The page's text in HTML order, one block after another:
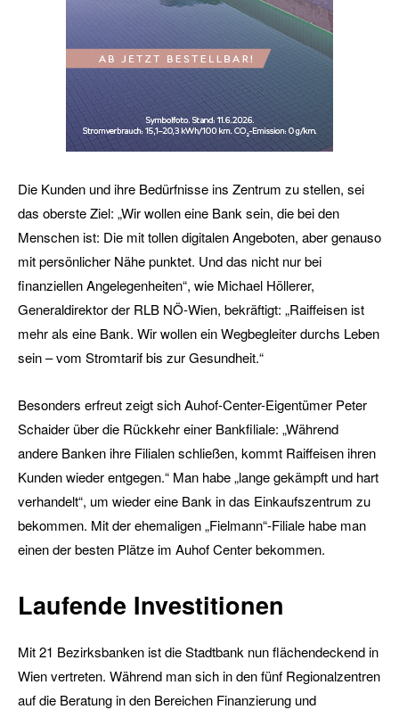
Die Kunden und ihre Bedürfnisse ins Zentrum zu stellen, sei
das oberste Ziel: „Wir wollen eine Bank sein, die bei den
Menschen ist: Die mit tollen digitalen Angeboten, aber genauso
mit persönlicher Nähe punktet. Und das nicht nur bei
finanziellen Angelegenheiten“, wie Michael Höllerer,
Generaldirektor der RLB NÖ-Wien, bekräftigt: „Raiffeisen ist
mehr als eine Bank. Wir wollen ein Wegbegleiter durchs Leben
sein – vom Stromtarif bis zur Gesundheit.“
Besonders erfreut zeigt sich Auhof-Center-Eigentümer Peter
Schaider über die Rückkehr einer Bankfiliale: „Während
andere Banken ihre Filialen schließen, kommt Raiffeisen ihren
Kunden wieder entgegen.“ Man habe „lange gekämpft und hart
verhandelt“, um wieder eine Bank in das Einkaufszentrum zu
bekommen. Mit der ehemaligen „Fielmann“-Filiale habe man
einen der besten Plätze im Auhof Center bekommen.
Laufende Investitionen
Mit 21 Bezirksbanken ist die Stadtbank nun flächendeckend in
Wien vertreten. Während man sich in den fünf Regionalzentren
auf die Beratung in den Bereichen Finanzierung und